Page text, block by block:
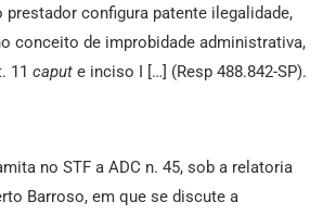
prestador configura patente ilegalidade,
conceito de improbidade administrativa,
11 caput e inciso I […] (Resp 488.842-SP).
no STF a ADC n. 45, sob a relatoria
Barroso, em que se discute a